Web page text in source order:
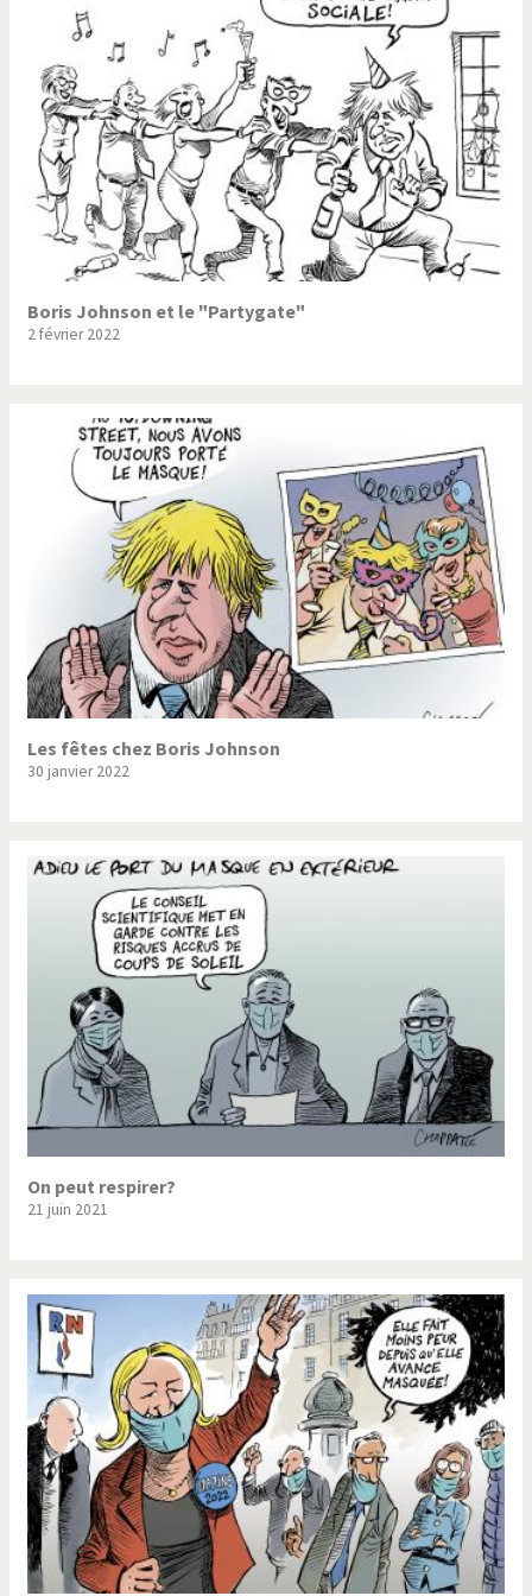
Trump II Un monde de foot
Vous avez dit "Islam"?
Boris Johnson et le "Partygate"
2 février 2022
Les fêtes chez Boris Johnson
30 janvier 2022
On peut respirer?
21 juin 2021